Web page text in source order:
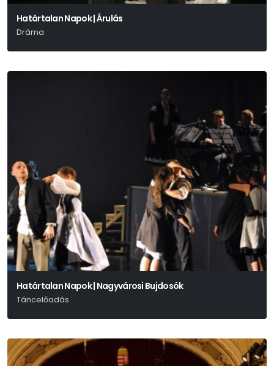
Határtalan Napok | Árulás
Dráma
Határtalan Napok | Nagyvárosi Bujdosók
Táncelőadás